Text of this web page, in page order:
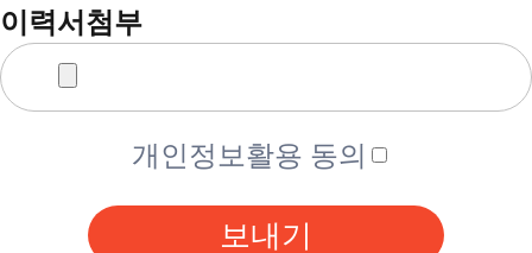
이력서첨부
개인정보활용 동의
보내기